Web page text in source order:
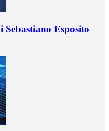
Sebastiano Esposito